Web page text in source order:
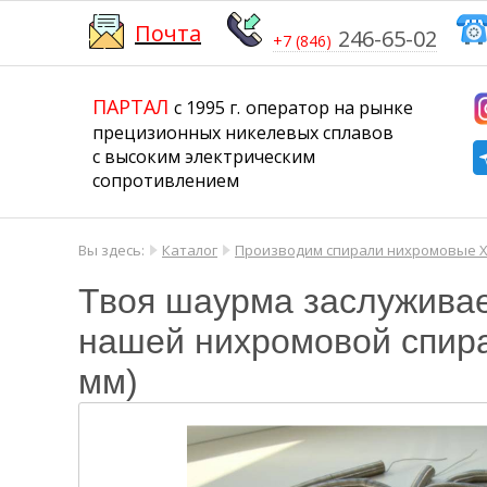
Почта +7 (846) 246-65-02
ПАРТАЛ с 1995 г. ​​​​​​​оператор на рынке
прецизионных никелевых сплавов
с высоким электрическим
сопротивлением
Вы здесь: Каталог Производим спирали нихромовые
Твоя шаурма
нашей нихромовой
мм)